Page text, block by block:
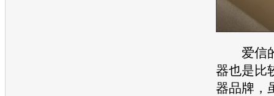
爱信的
器也是比
器品牌，